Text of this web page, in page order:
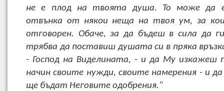
не е плод на твоята душа. То може да
отвънка от някои неща на твоя ум, за
отговорен. Обаче, за да бъдеш в сила да
трябва да поставиш душата си в пряка
- Господ на Виделината, - и да Му изкажеш
начин своите нужди, своите намерения - и
ще бъдат Неговите одобрения."